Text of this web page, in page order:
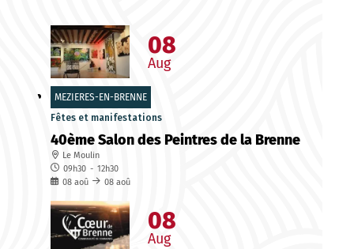
MEZIERES-EN-BRENNE
Fêtes et manifestations
40ème Salon des Peintres de la Brenne
Le Moulin
09h30 - 12h30
08 aoû 08 aoû
08
Aug
08
Aug